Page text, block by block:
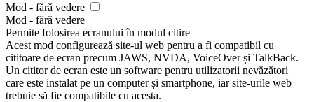
Mod - fără vedere
Mod - fără vedere
Permite folosirea ecranului în modul citire
Acest mod configurează site-ul web pentru a fi compatibil cu
cititoare de ecran precum JAWS, NVDA, VoiceOver și TalkBack.
Un cititor de ecran este un software pentru utilizatorii nevăzători
care este instalat pe un computer și smartphone, iar site-urile web
trebuie să fie compatibile cu acesta.